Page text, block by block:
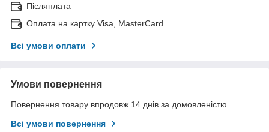
Післяплата
Оплата на картку Visa, MasterCard
Всі умови оплати
Умови повернення
Повернення товару впродовж 14 днів за домовленістю
Всі умови повернення